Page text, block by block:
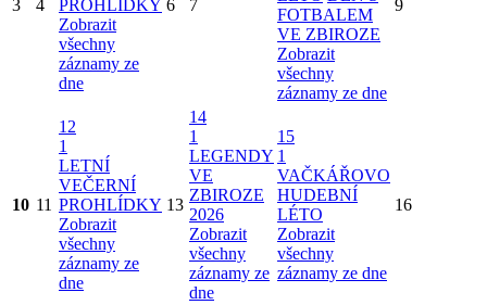
3 4
PROHLÍDKY
Zobrazit
všechny
záznamy ze
dne
6 7
FOTBALEM
VE ZBIROZE
Zobrazit
všechny
záznamy ze dne
9
10 11
12
1
LETNÍ
VEČERNÍ
PROHLÍDKY
Zobrazit
všechny
záznamy ze
dne
13
14
1
LEGENDY
VE
ZBIROZE
2026
Zobrazit
všechny
záznamy ze
dne
15
1
VAČKÁŘOVO
HUDEBNÍ
LÉTO
Zobrazit
všechny
záznamy ze dne
16